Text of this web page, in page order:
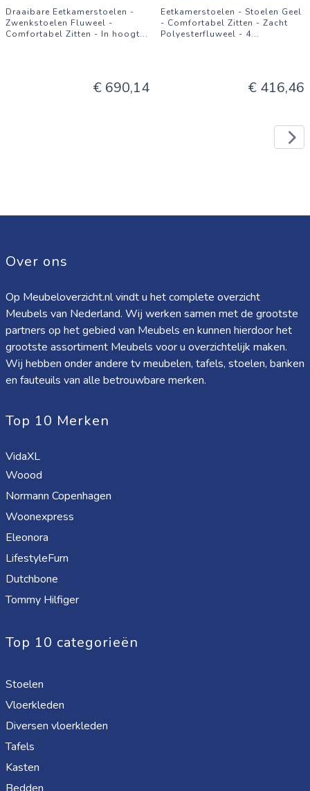
Draaibare Eetkamerstoelen -
Zwenkstoelen Fluweel -
Comfortabel Zitten - In hoogt...
€ 690,14
Eetkamerstoelen - Stoelen Geel
- Comfortabel Zitten - Zacht
Polyesterfluweel - 4...
€ 416,46
Over ons
Op Meubeloverzicht.nl vindt u het complete overzicht
Meubels van Nederland. Wij werken samen met de grootste
partners op het gebied van Meubels en kunnen hierdoor het
grootste assortiment Meubels voor u overzichtelijk maken.
Wij hebben onder andere tv meubelen, tafels, stoelen, banken
en fauteuils van alle betrouwbare merken.
Top 10 Merken
VidaXL
Woood
Normann Copenhagen
Woonexpress
Eleonora
LifestyleFurn
Dutchbone
Tommy Hilfiger
Top 10 categorieën
Stoelen
Vloerkleden
Diversen vloerkleden
Tafels
Kasten